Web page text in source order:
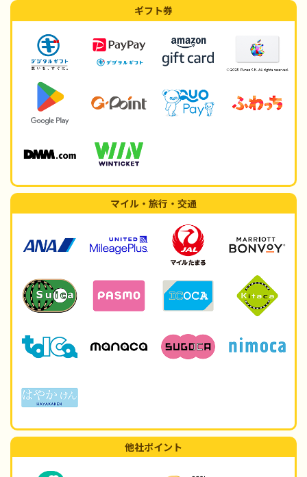
ギフト券
マイル・旅行・交通
他社ポイント